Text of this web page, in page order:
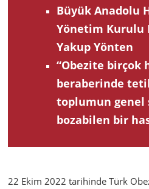
Büyük Anadolu
Yönetim Kurulu
Yakup Yönten
“Obezite birçok
beraberinde
toplumun genel
bozabilen bir
22 Ekim 2022 tarihinde Türk